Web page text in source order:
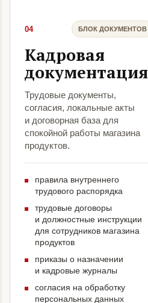
04 БЛОК ДОКУМЕНТОВ
Кадровая
документация
Трудовые документы,
согласия, локальные акты
и договорная база для
спокойной работы магазина
продуктов.
правила внутреннего
трудового распорядка
трудовые договоры
и должностные инструкции
для сотрудников магазина
продуктов
приказы о назначении
и кадровые журналы
согласия на обработку
персональных данных